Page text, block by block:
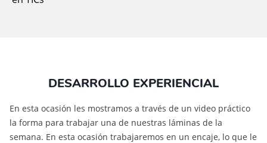
DESARROLLO EXPERIENCIAL
En esta ocasión les mostramos a través de un video práctico
la forma para trabajar una de nuestras láminas de la
semana. En esta ocasión trabajaremos en un encaje, lo que le